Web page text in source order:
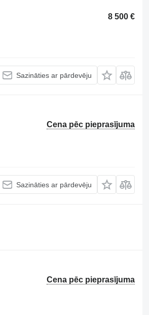
8 500 €
Sazināties ar pārdevēju
Cena pēc pieprasījuma
Sazināties ar pārdevēju
Cena pēc pieprasījuma